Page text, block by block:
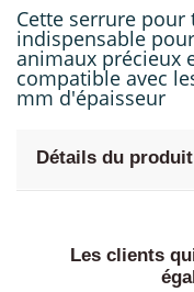
Cette serrure pour
indispensable
animaux précieux
compatible avec
mm d'épaisseur
Détails du produit
Les clients